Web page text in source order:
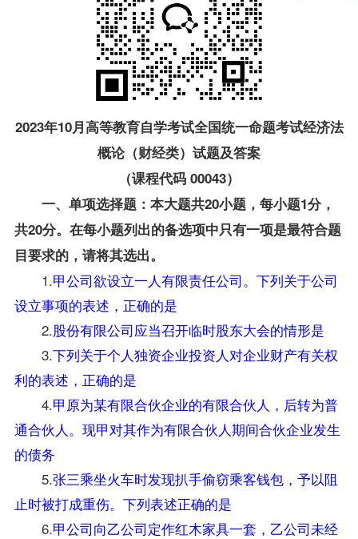
2023年10月高等教育自学考试全国统一命题考试经济法
概论（财经类） 试题及答案
（课程代码 00043）
一、单项选择题：本大题共20小题，每小题1分，
共20分。在每小题列出的备选项中只有一项是最符合题
目要求的，请将其选出。
1.甲公司欲设立一人有限责任公司。下列关于公司
设立事项的表述，正确的是
2.股份有限公司应当召开临时股东大会的情形是
3.下列关于个人独资企业投资人对企业财产有关权
利的表述，正确的是
4.甲原为某有限合伙企业的有限合伙人，后转为普
通合伙人。现甲对其作为有限合伙人期间合伙企业发生
的债务
5.张三乘坐火车时发现扒手偷窃乘客钱包，予以阻
止时被打成重伤。下列表述正确的是
6.甲公司向乙公司定作红木家具一套，乙公司未经